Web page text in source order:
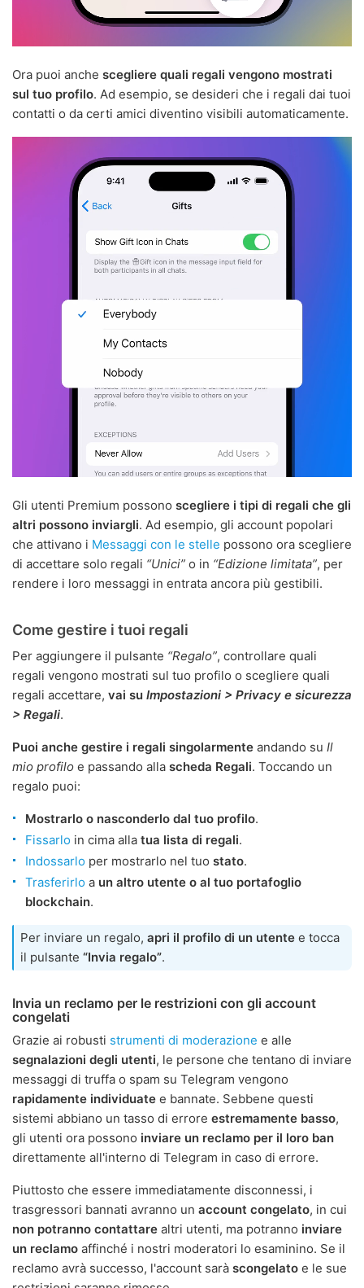
Ora puoi anche scegliere quali regali vengono mostrati
sul tuo profilo. Ad esempio, se desideri che i regali dai tuoi
contatti o da certi amici diventino visibili automaticamente.
Gli utenti Premium possono scegliere i tipi di regali che gli
altri possono inviargli. Ad esempio, gli account popolari
che attivano i Messaggi con le stelle possono ora scegliere
di accettare solo regali “Unici” o in “Edizione limitata”, per
rendere i loro messaggi in entrata ancora più gestibili.
Come gestire i tuoi regali
Per aggiungere il pulsante “Regalo”, controllare quali
regali vengono mostrati sul tuo profilo o scegliere quali
regali accettare, vai su Impostazioni > Privacy e sicurezza
> Regali.
Puoi anche gestire i regali singolarmente andando su Il
mio profilo e passando alla scheda Regali. Toccando un
regalo puoi:
Mostrarlo o nasconderlo dal tuo profilo.
Fissarlo in cima alla tua lista di regali.
Indossarlo per mostrarlo nel tuo stato.
Trasferirlo a un altro utente o al tuo portafoglio
blockchain.
Per inviare un regalo, apri il profilo di un utente e tocca
il pulsante “Invia regalo”.
Invia un reclamo per le restrizioni con gli account
congelati
Grazie ai robusti strumenti di moderazione e alle
segnalazioni degli utenti, le persone che tentano di inviare
messaggi di truffa o spam su Telegram vengono
rapidamente individuate e bannate. Sebbene questi
sistemi abbiano un tasso di errore estremamente basso,
gli utenti ora possono inviare un reclamo per il loro ban
direttamente all'interno di Telegram in caso di errore.
Piuttosto che essere immediatamente disconnessi, i
trasgressori bannati avranno un account congelato, in cui
non potranno contattare altri utenti, ma potranno inviare
un reclamo affinché i nostri moderatori lo esaminino. Se il
reclamo avrà successo, l'account sarà scongelato e le sue